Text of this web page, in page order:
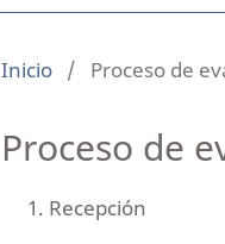
Inicio / Proceso de
Proceso de
Recepción